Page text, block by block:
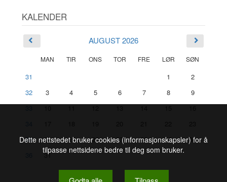
KALENDER
AUGUST 2026
MAN TIR ONS TOR FRE LØR SØN
31 1
2
32
3 4 5 6 7 8
9
35
24 25 26 27 28 29
30
31
Dette nettstedet bruker cookies (informasjonskapsler) for å
tilpasse nettsidene bedre til deg som bruker.